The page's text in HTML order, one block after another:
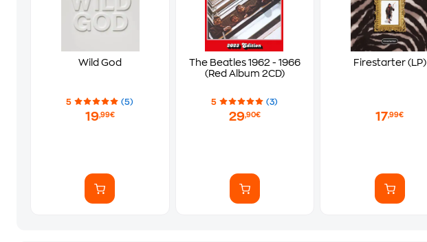
Wild God
5 (5)
19,99€
The Beatles 1962 - 1966
(Red Album 2CD)
5 (3)
29,90€
Firestarter (LP)
17,99€